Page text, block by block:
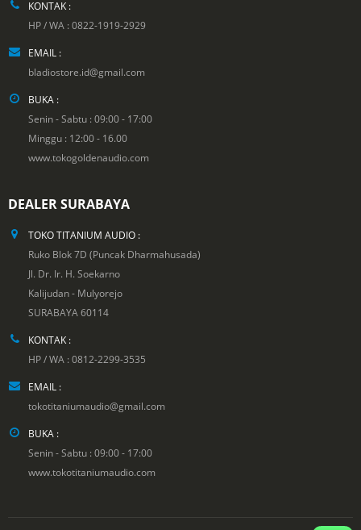
KONTAK :
HP / WA : 0822-1919-2929
EMAIL :
bladiostore.id@gmail.com
BUKA :
Senin - Sabtu : 09:00 - 17:00
Minggu : 12:00 - 16.00
www.tokogoldenaudio.com
DEALER SURABAYA
TOKO TITANIUM AUDIO :
Ruko Blok 7D (Puncak Dharmahusada)
Jl. Dr. Ir. H. Soekarno
Kalijudan - Mulyorejo
SURABAYA 60114
KONTAK :
HP / WA : 0812-2299-3535
EMAIL :
tokotitaniumaudio@gmail.com
BUKA :
Senin - Sabtu : 09:00 - 17:00
www.tokotitaniumaudio.com